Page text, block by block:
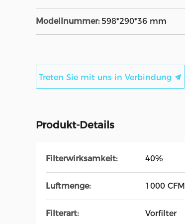
Modellnummer: 598*290*36 mm
Treten Sie mit uns in Verbindung
Produkt-Details
Filterwirksamkeit: 40%
Luftmenge: 1000 CFM
Filterart: Vorfilter